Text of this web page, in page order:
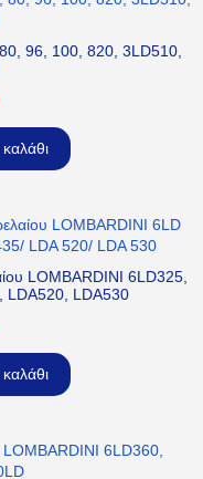
96, 100, 820, 3LD510,
LOMBARDINI 6LD325,
LDA520, LDA530